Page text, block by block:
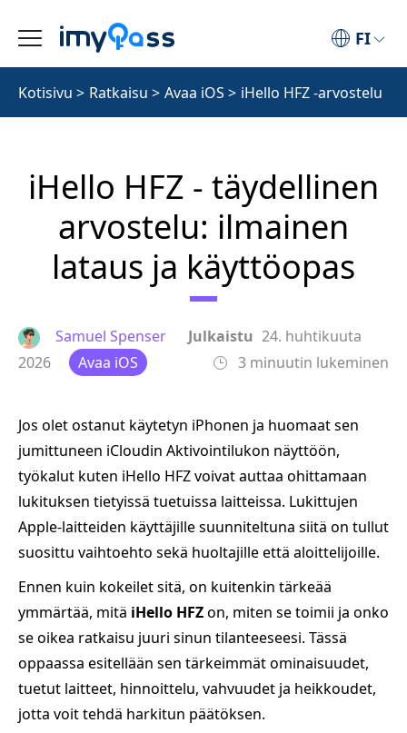
FI
Kotisivu > Ratkaisu > Avaa iOS > iHello HFZ -arvostelu
iHello HFZ - täydellinen
arvostelu: ilmainen
lataus ja käyttöopas
Samuel Spenser Julkaistu 24. huhtikuuta
2026
Avaa iOS 3 minuutin lukeminen
Jos olet ostanut käytetyn iPhonen ja huomaat sen
jumittuneen iCloudin Aktivointilukon näyttöön,
työkalut kuten iHello HFZ voivat auttaa ohittamaan
lukituksen tietyissä tuetuissa laitteissa. Lukittujen
Apple‑laitteiden käyttäjille suunniteltuna siitä on tullut
suosittu vaihtoehto sekä huoltajille että aloittelijoille.
Ennen kuin kokeilet sitä, on kuitenkin tärkeää
ymmärtää, mitä iHello HFZon, miten se toimii ja onko
se oikea ratkaisu juuri sinun tilanteeseesi. Tässä
oppaassa esitellään sen tärkeimmät ominaisuudet,
tuetut laitteet, hinnoittelu, vahvuudet ja heikkoudet,
jotta voit tehdä harkitun päätöksen.